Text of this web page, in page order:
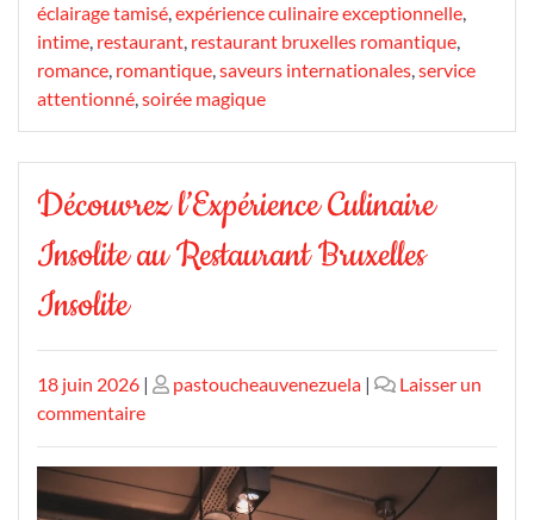
éclairage tamisé,expérience culinaire exceptionnelle,
intime, restaurant, restaurant bruxelles romantique,
romance, romantique,saveurs internationales,service
attentionné,soirée magique
Découvrez l’Expérience Culinaire
Insolite au Restaurant Bruxelles
Insolite
Publié
le
18 juin 2026 | Publié
pastoucheauvenezuela |
Laisser un
commentairesur
l’Expérience
Culinaire